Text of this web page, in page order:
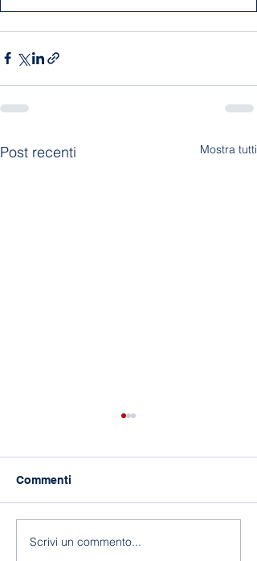
Post recenti Mostra tutti
Commenti
Scrivi un commento...